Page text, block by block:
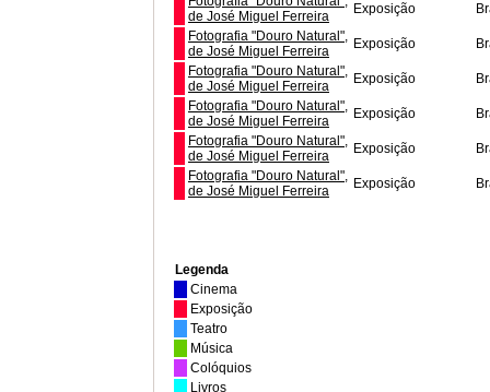
de José Miguel Ferreira
Exposição
Fotografia "Douro Natural",
de José Miguel Ferreira
Exposição
Fotografia "Douro Natural",
de José Miguel Ferreira
Exposição
Fotografia "Douro Natural",
de José Miguel Ferreira
Exposição
Fotografia "Douro Natural",
de José Miguel Ferreira
Exposição
Fotografia "Douro Natural",
de José Miguel Ferreira
Exposição
Legenda
Cinema
Exposição
Teatro
Música
Colóquios
Livros